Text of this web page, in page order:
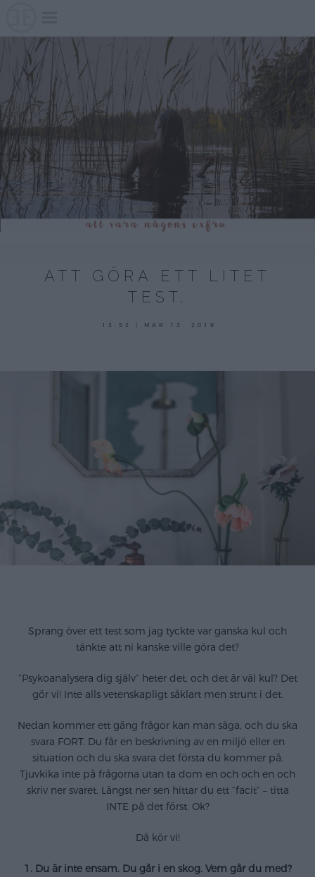
content
ATT GÖRA ETT LITET
TEST.
13:52 | MAR 13. 2019
Sprang över ett test som jag tyckte var ganska kul och
tänkte att ni kanske ville göra det?
”Psykoanalysera dig själv” heter det, och det är väl kul? Det
gör vi! Inte alls vetenskapligt såklart men strunt i det.
Nedan kommer ett gäng frågor kan man säga, och du ska
svara FORT. Du får en beskrivning av en miljö eller en
situation och du ska svara det första du kommer på.
Tjuvkika inte på frågorna utan ta dom en och och en och
skriv ner svaret. Längst ner sen hittar du ett ”facit” – titta
INTE på det först. Ok?
Då kör vi!
1. Du är inte ensam. Du går i en skog. Vem går du med?